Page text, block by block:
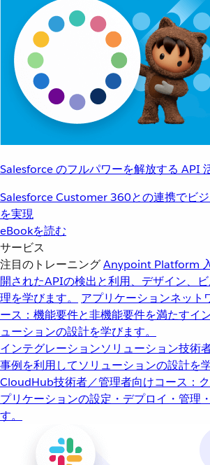
Salesforce のフルパワーを解放する API
Salesforce Customer 360との連携でビ
を実現
eBookを読む
サービス
注目のトレーニングAnypoint Platform
開されたAPIの検出と利用、デザイン、
理を学びます。
アプリケーションネット
ース：機能要件と非機能要件を満たすイ
ューションの設計を学びます。
インテグレーションソリューション技術
事例を利用してソリューションの設計を学
CloudHub技術者／管理者向けコース：
プリケーションの設定・デプロイ・管理
す。